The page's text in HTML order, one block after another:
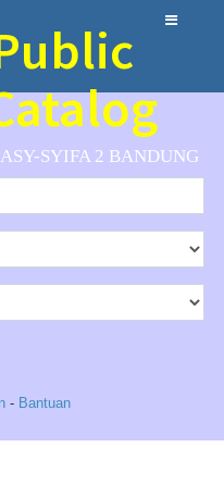
SYIFA 2 BANDUNG
- Bantuan